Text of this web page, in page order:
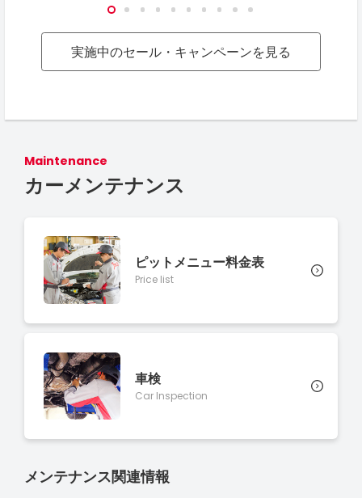
実施中のセール・キャンペーンを見る
Maintenance
カーメンテナンス
ピットメニュー料金表
Price list
車検
Car Inspection
メンテナンス関連情報